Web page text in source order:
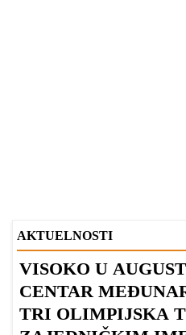
AKTUELNOSTI
VISOKO U
CENTAR
TRI OLIMPIJSKA